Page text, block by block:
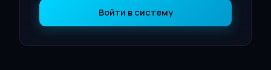
Войти в систему